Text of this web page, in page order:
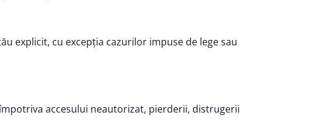
explicit, cu excepția cazurilor impuse de lege sau
accesului neautorizat, pierderii, distrugerii